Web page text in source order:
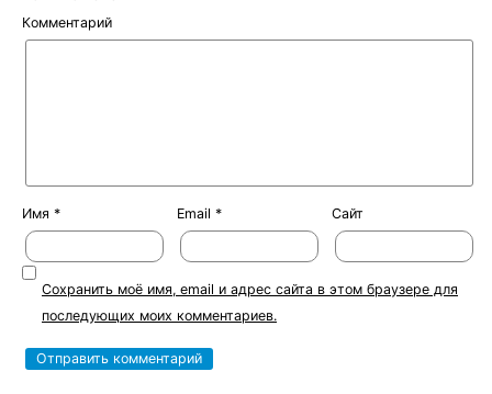
Комментарий
Имя * Email * Сайт
Сохранить моё имя, email и адрес сайта в этом браузере для
последующих моих комментариев.